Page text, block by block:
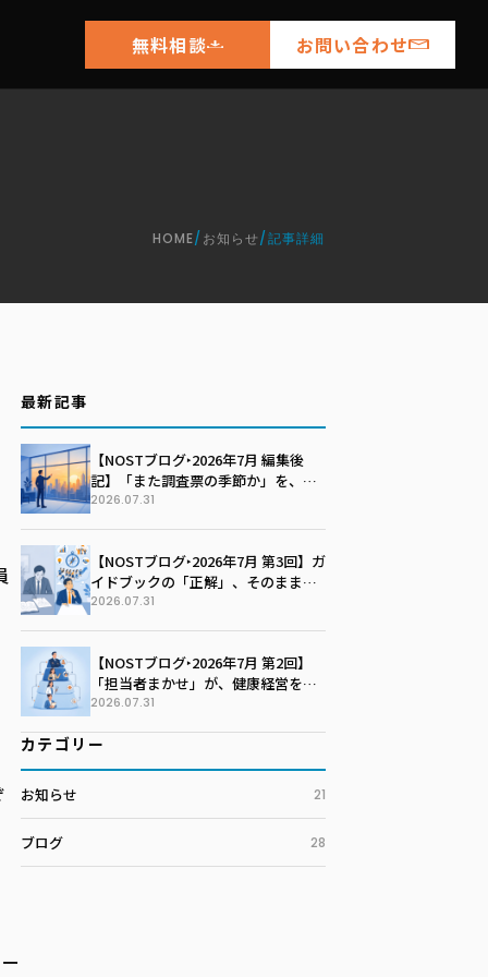
無料相談 お問い合わせ
HOME/ お知らせ/記事詳細
最新記事
【NOSTブログ‣2026年7月 編集後
記】「また調査票の季節か」を、自
社の未来を語る季節に変える
2026.07.31
【NOSTブログ‣2026年7月 第3回】ガ
イドブックの「正解」、そのまま写
していませんか？100社100通りの戦
2026.07.31
【NOSTブログ‣2026年7月 第2回】
「担当者まかせ」が、健康経営を止
めている。孤独な戦いを終わらせる
2026.07.31
カテゴリー
お知らせ 21
ブログ 28